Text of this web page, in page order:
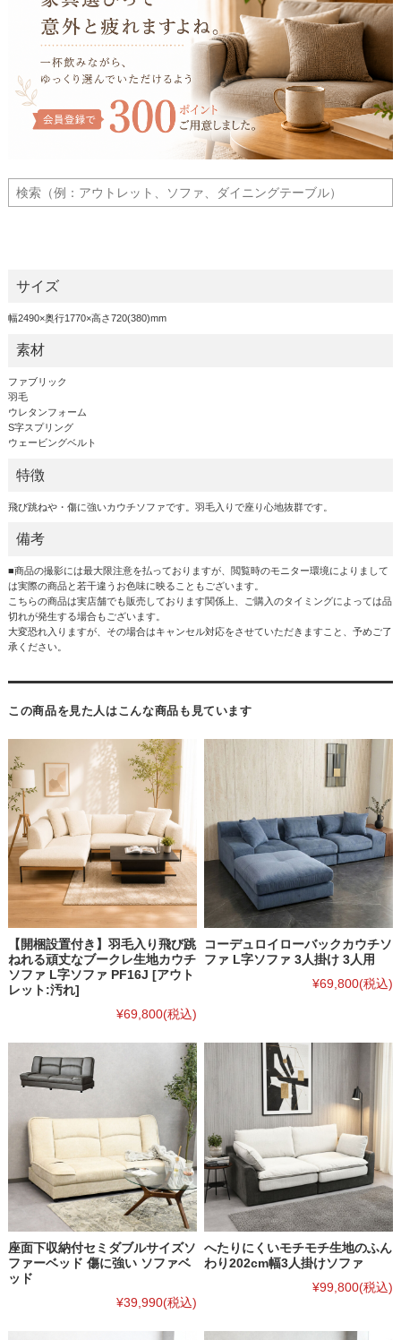
サイズ
幅2490×奥行1770×高さ720(380)mm
素材
ファブリック
羽毛
ウレタンフォーム
S字スプリング
ウェービングベルト
特徴
飛び跳ねや・傷に強いカウチソファです。羽毛入りで座り心地抜群です。
備考
■商品の撮影には最大限注意を払っておりますが、閲覧時のモニター環境によりまして
は実際の商品と若干違うお色味に映ることもございます。
こちらの商品は実店舗でも販売しております関係上、ご購入のタイミングによっては品
切れが発生する場合もございます。
大変恐れ入りますが、その場合はキャンセル対応をさせていただきますこと、予めご了
承ください。
この商品を見た人はこんな商品も見ています
【開梱設置付き】羽毛入り飛び跳
ねれる頑丈なブークレ生地カウチ
ソファ L字ソファ PF16J [アウト
レット:汚れ]
¥69,800(税込)
コーデュロイローバックカウチソ
ファ L字ソファ 3人掛け 3人用
¥69,800(税込)
座面下収納付セミダブルサイズソ
ファーベッド 傷に強い ソファベ
ッド
¥39,990(税込)
へたりにくいモチモチ生地のふん
わり202cm幅3人掛けソファ
¥99,800(税込)